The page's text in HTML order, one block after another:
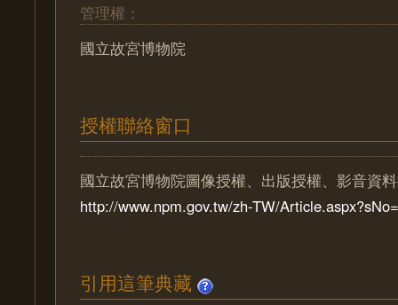
管理權：
國立故宮博物院
授權聯絡窗口
國立故宮博物院圖像授權、出版授權、影音資
http://www.npm.gov.tw/zh-TW/
引用這筆典藏